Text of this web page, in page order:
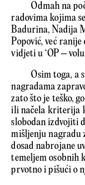
Odmah na
radovima kojima
Badurina, Nadija
Popović, već
vidjeti u ‘OP –
Osim toga, a
nagradama
zato što je teško,
ili načela kriterija
slobodan izdvojiti
mišljenju nagradu
dosad nabrojane
temeljem osobnih
prvotno i pišući o